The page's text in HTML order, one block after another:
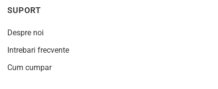
SUPORT
Despre noi
Intrebari frecvente
Cum cumpar